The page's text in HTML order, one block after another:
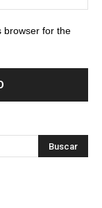
browser for the